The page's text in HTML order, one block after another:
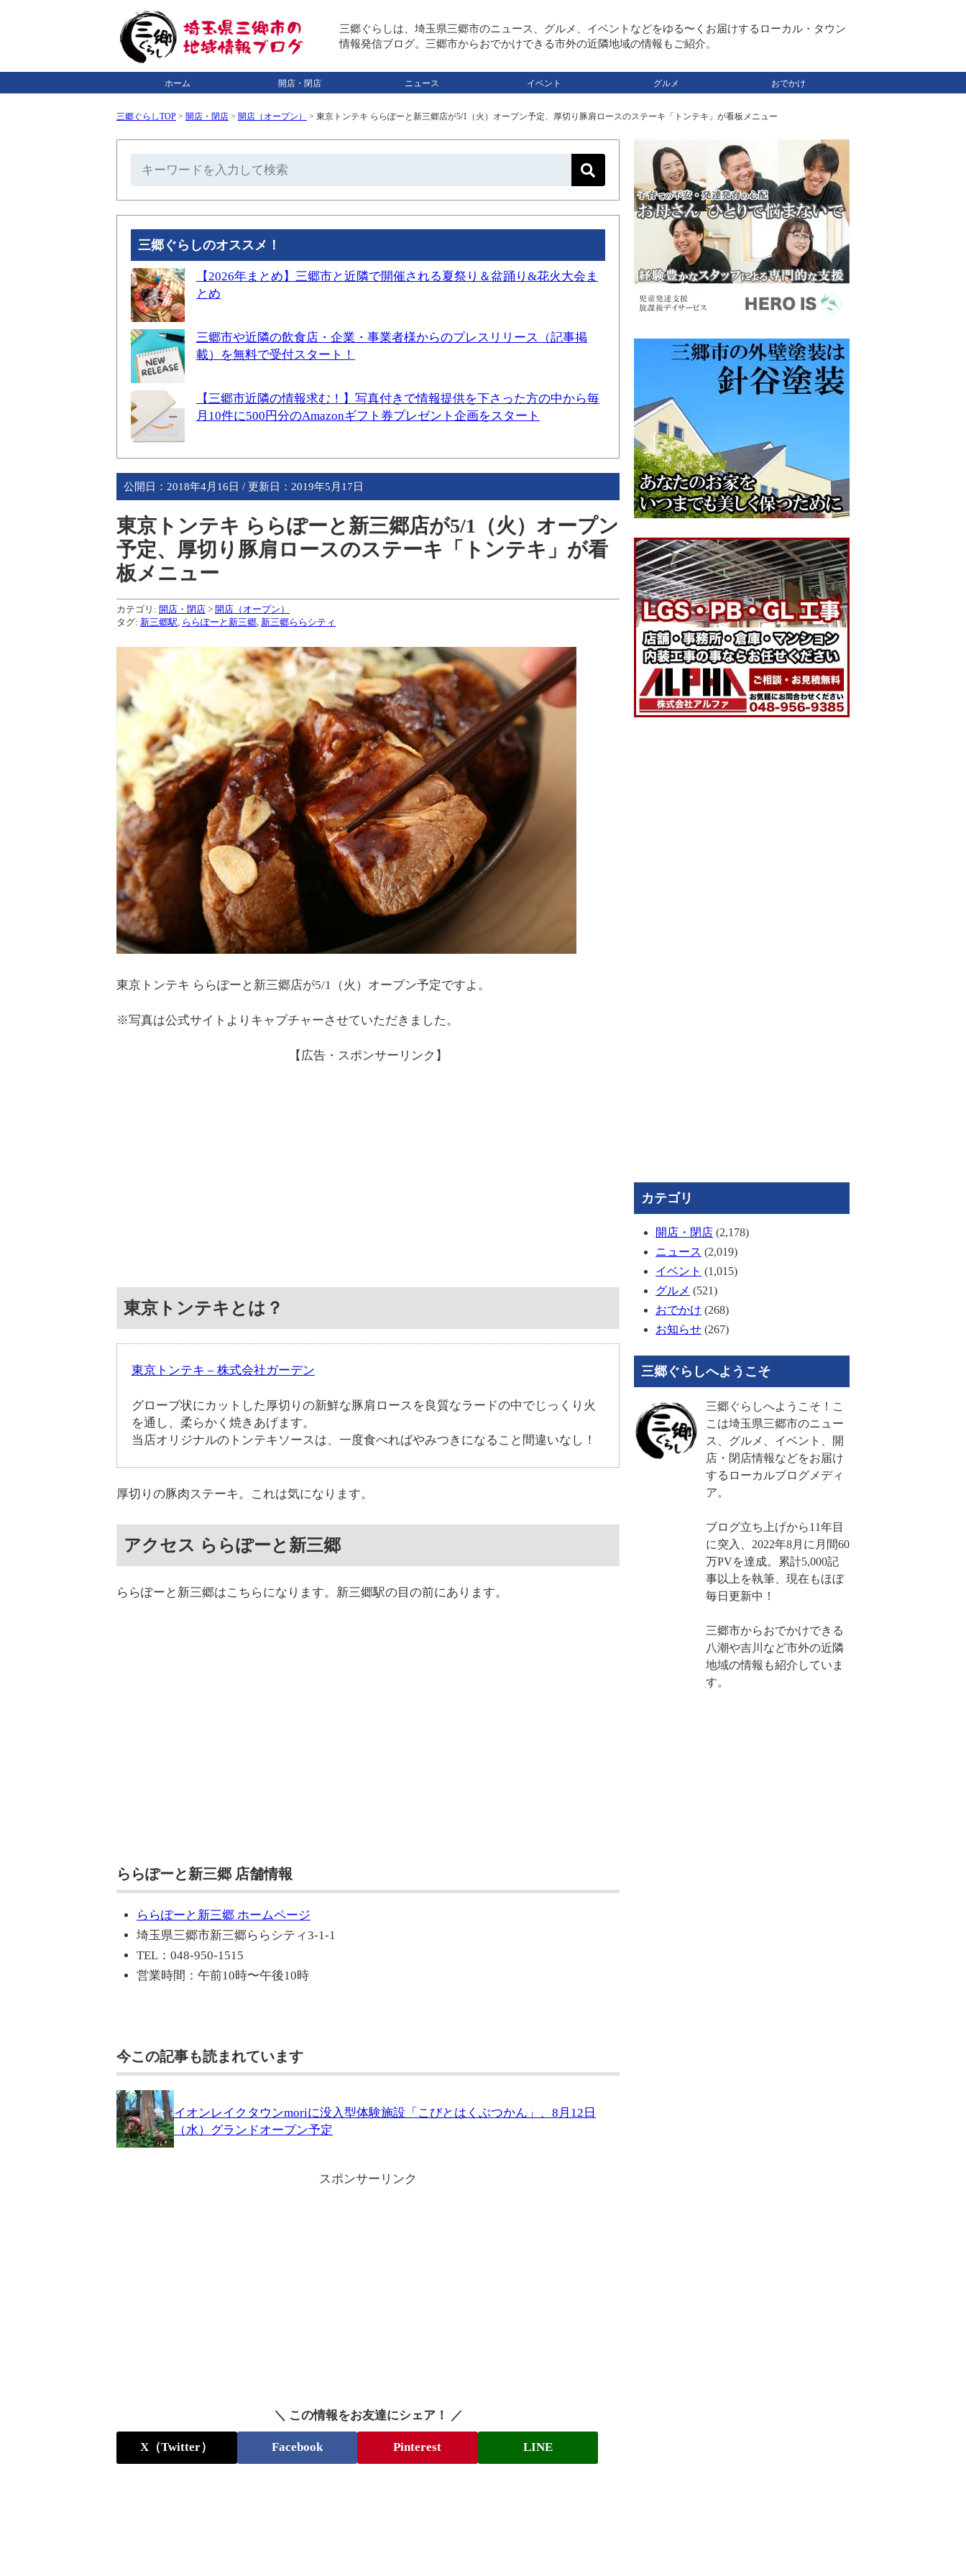
三郷ぐらしは、埼玉県三郷市のニュース、グルメ、イベントなどをゆる〜くお届けするローカル・タウン
情報発信ブログ。三郷市からおでかけできる市外の近隣地域の情報もご紹介。
ホーム 開店・閉店 ニュース イベント グルメ おでかけ
三郷ぐらしTOP > 開店・閉店 > 開店（オープン） > 東京トンテキ ららぽーと新三郷店が5/1（火）オープン予定、厚切り豚肩ロースのステーキ「トンテキ」が看板メニュー
三郷ぐらしのオススメ！
【2026年まとめ】三郷市と近隣で開催される夏祭り＆盆踊り&花火大会ま
とめ
三郷市や近隣の飲食店・企業・事業者様からのプレスリリース（記事掲
載）を無料で受付スタート！
【三郷市近隣の情報求む！】写真付きで情報提供を下さった方の中から毎
月10件に500円分のAmazonギフト券プレゼント企画をスタート
公開日： 2018年4月16日 / 更新日： 2019年5月17日
東京トンテキ ららぽーと新三郷店が5/1（火）オープン
予定、厚切り豚肩ロースのステーキ「トンテキ」が看
板メニュー
カテゴリ: 開店・閉店 > 開店（オープン）
タグ: 新三郷駅 ららぽーと新三郷 新三郷ららシティ
東京トンテキ ららぽーと新三郷店が5/1（火）オープン予定ですよ。
※写真は公式サイトよりキャプチャーさせていただきました。
【広告・スポンサーリンク】
東京トンテキとは？
東京トンテキ – 株式会社ガーデン
グローブ状にカットした厚切りの新鮮な豚肩ロースを良質なラードの中でじっくり火
を通し、柔らかく焼きあげます。
当店オリジナルのトンテキソースは、一度食べればやみつきになること間違いなし！
厚切りの豚肉ステーキ。これは気になります。
アクセス ららぽーと新三郷
ららぽーと新三郷はこちらになります。新三郷駅の目の前にあります。
ららぽーと新三郷 店舗情報
ららぽーと新三郷 ホームページ
埼玉県三郷市新三郷ららシティ3-1-1
TEL：048-950-1515
営業時間：午前10時〜午後10時
今この記事も読まれています
イオンレイクタウンmoriに没入型体験施設「こびとはくぶつかん」、8月12日
（水）グランドオープン予定
スポンサーリンク
＼ この情報をお友達にシェア！ ／
X（Twitter） Facebook Pinterest LINE
カテゴリ
開店・閉店 (2,178)
ニュース (2,019)
イベント (1,015)
グルメ (521)
おでかけ (268)
お知らせ (267)
三郷ぐらしへようこそ
三郷ぐらしへようこそ！こ
こは埼玉県三郷市のニュー
ス、グルメ、イベント、開
店・閉店情報などをお届け
するローカルブログメディ
ア。
ブログ立ち上げから11年目
に突入、2022年8月に月間60
万PVを達成。累計5,000記
事以上を執筆、現在もほぼ
毎日更新中！
三郷市からおでかけできる
八潮や吉川など市外の近隣
地域の情報も紹介していま
す。